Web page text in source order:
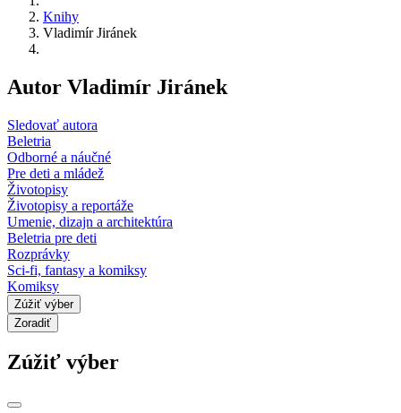
Knihy
Vladimír Jiránek
Autor Vladimír Jiránek
Sledovať autora
Beletria
Odborné a náučné
Pre deti a mládež
Životopisy
Životopisy a reportáže
Umenie, dizajn a architektúra
Beletria pre deti
Rozprávky
Sci-fi, fantasy a komiksy
Komiksy
Zúžiť výber
Zoradiť
Zúžiť výber